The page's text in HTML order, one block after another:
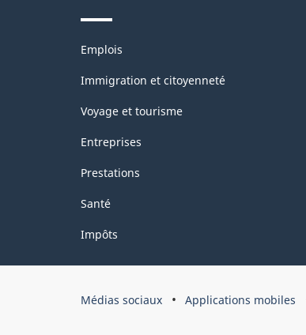
HTML
Thèmes
sujets
Emplois
Immigration et citoyenneté
Voyage et tourisme
Entreprises
Prestations
Santé
Impôts
Organisation
Médias sociaux Applications mobiles